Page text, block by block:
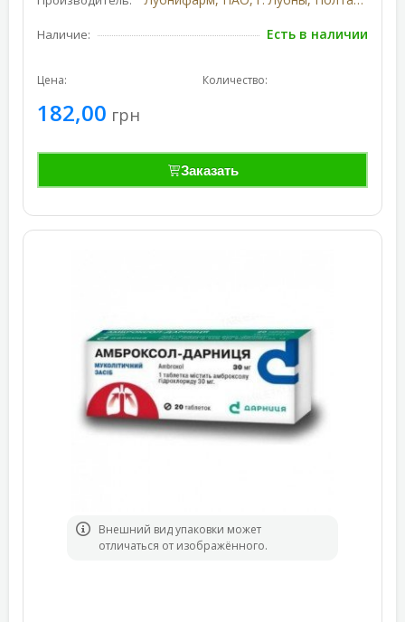
Наличие: Есть в наличии
Цена:
182,00 грн
Количество:
Заказать
Bнешний вид упаковки может
отличаться от изображённого.